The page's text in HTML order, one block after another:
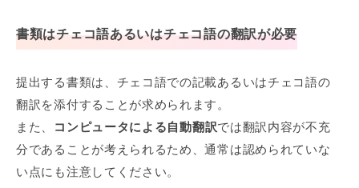
書類はチェコ語あるいはチェコ語の翻訳が必要
提出する書類は、チェコ語での記載あるいはチェコ語の
翻訳を添付することが求められます。
また、
コンピュータによる自動翻訳では翻訳内容が不充
分であることが考えられるため、通常は認められていな
い点にも注意してください。